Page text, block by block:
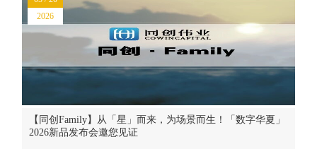
【同创Family】从「星」而来，为场景而生！「数字华夏」
2026新品发布会邀您见证
2026